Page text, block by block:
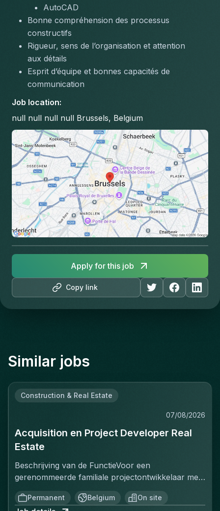
AutoCAD
Bonne compréhension des processus
constructifs
Rigueur, sens de l’organisation et attention
aux détails
Esprit d’équipe et bonnes capacités de
communication
Job location:
null null null null Brussels, Belgium
Copy link
Apply for this job
Similar jobs
Construction & Real Estate
07/08/2026
Acquisition en Project Developer Real
Estate
Beschrijving van de FunctieVoor een
gerenommeerde familiale projectontwikkelaar met
een sterke positie op de Belgische vastgoedmarkt,
zoekt een ervaren Projectontwikkelaar die
Permanent Belgium On site